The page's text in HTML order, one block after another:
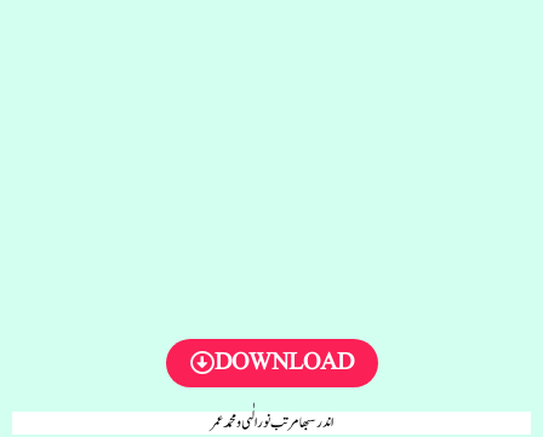
DOWNLOAD
اندر سبھا مرتب نور الٰہی و محمد عمر